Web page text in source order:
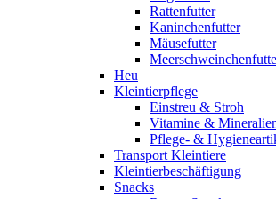
Rattenfutter
Kaninchenfutter
Mäusefutter
Heu
Kleintierpflege
Einstreu & Stroh
Vitamine &
Pflege- &
Transport Kleintiere
Kleintierbeschäftigung
Snacks